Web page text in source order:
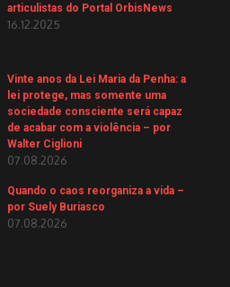
articulistas do Portal OrbisNews
16.12.2025
Vinte anos da Lei Maria da Penha: a
lei protege, mas somente uma
sociedade consciente será capaz
de acabar com a violência – por
Walter Ciglioni
07.08.2026
Quando o caos reorganiza a vida –
por Suely Buriasco
07.08.2026